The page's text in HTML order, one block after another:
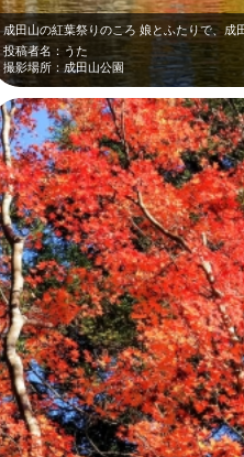
投稿者名：うた
撮影場所：成田山公園